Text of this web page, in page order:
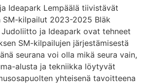
Ideapark Lempäälä tiivistävät
kilpailut 2023-2025 Bläk
ja Ideapark ovat tehneet
SM-kilpailujen järjestämisestä
seurana voi olla mikä seura vain,
alusta ja tekniikka löytyvät
yhteisenä tavoitteena